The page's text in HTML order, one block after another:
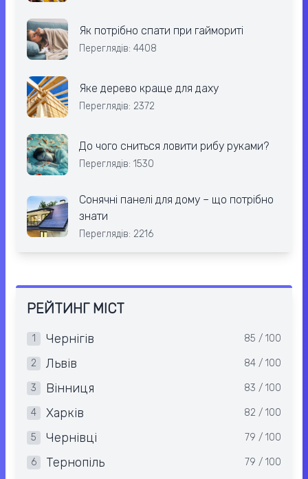
Як потрібно спати при гаймориті
Переглядів: 4408
Яке дерево краще для даху
Переглядів: 2372
До чого сниться ловити рибу руками?
Переглядів: 1530
Сонячні панелі для дому – що потрібно
знати
Переглядів: 2216
РЕЙТИНГ МІСТ
1 Чернігів 85 / 100
2 Львів 84 / 100
3 Вінниця 83 / 100
4 Харків 82 / 100
5 Чернівці 79 / 100
6 Тернопіль 79 / 100